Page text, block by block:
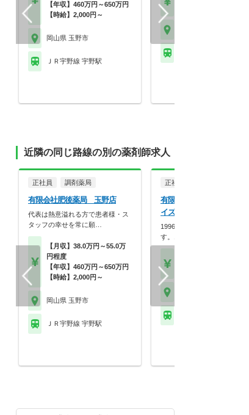
【年収】460万円～650万円
【時給】2,000円～
岡山県 玉野市
ＪＲ宇野線 宇野駅
近隣の同じ路線の別の薬剤師求人
正社員 調剤薬局
有限会社肥後薬局 玉野店
代表は熱意溢れる方で患者様・ス
タッフの幸せを常に願…
【月収】38.0万円～55.0万
円程度
【年収】460万円～650万円
【時給】2,000円～
岡山県 玉野市
ＪＲ宇野線 宇野駅
正社員
有限会社コスモスエンタ
イズ コスモス薬局
1996年創立の地域密着型企
す。15年以上勤務…